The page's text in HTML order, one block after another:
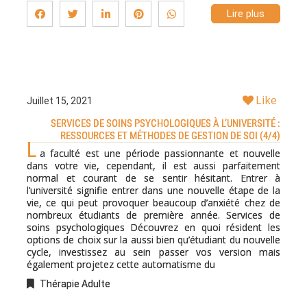
Lire plus
Juillet 15, 2021 Like
SERVICES DE SOINS PSYCHOLOGIQUES À L’UNIVERSITÉ :
RESSOURCES ET MÉTHODES DE GESTION DE SOI (4/4)
L a faculté est une période passionnante et nouvelle
dans votre vie, cependant, il est aussi parfaitement
normal et courant de se sentir hésitant. Entrer à
l’université signifie entrer dans une nouvelle étape de la
vie, ce qui peut provoquer beaucoup d’anxiété chez de
nombreux étudiants de première année. Services de
soins psychologiques Découvrez en quoi résident les
options de choix sur la aussi bien qu’étudiant du nouvelle
cycle, investissez au sein passer vos version mais
également projetez cette automatisme du
Thérapie Adulte